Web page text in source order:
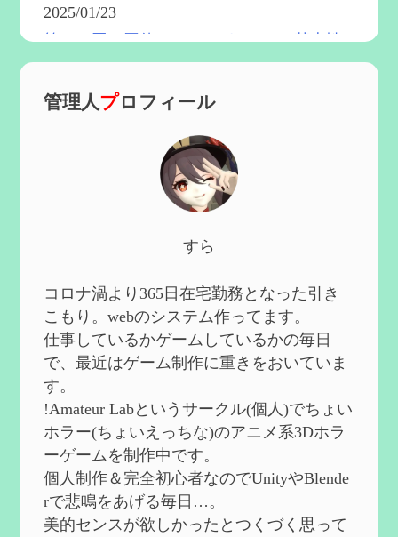
2025/01/23
第５４回 召使(アルレッキーノ)の基本性
第６０回 炎神マーヴィカの性能、探索に
第５９回 アチーブメント「対決者・２」
を作成
第５８回 集敵以外のすべてを持ってしま
ったサポーターシロネンの解説【2凸ま
2024/09/02
第５７回 アチーブメント「対決者・１」
を手に入れたい
を作成
2024/09/02
第５６回 ムアラニの簡易解説と使用感な
ど【0~1凸】
2024/08/11
第５５回 【無凸無モチ】エミリエを使っ
てみた感想を作成
2024/06/26
第４９回 フリーナの簡易性能紹介とテン
ションについての検証を更新
管理人プロフィール
すら
コロナ渦より365日在宅勤務となった引き
こもり。webのシステム作ってます。
仕事しているかゲームしているかの毎日
で、最近はゲーム制作に重きをおいていま
す。
!Amateur Labというサークル(個人)でちょい
ホラー(ちょいえっちな)のアニメ系3Dホラ
ーゲームを制作中です。
個人制作＆完全初心者なのでUnityやBlende
rで悲鳴をあげる毎日…。
美的センスが欲しかったとつくづく思って